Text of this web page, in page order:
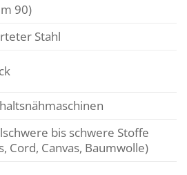
90)
Stahl
bis schwere Stoffe
Cord, Canvas, Baumwolle)